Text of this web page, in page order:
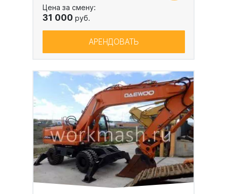
Цена за смену:
31 000 руб.
АРЕНДОВАТЬ